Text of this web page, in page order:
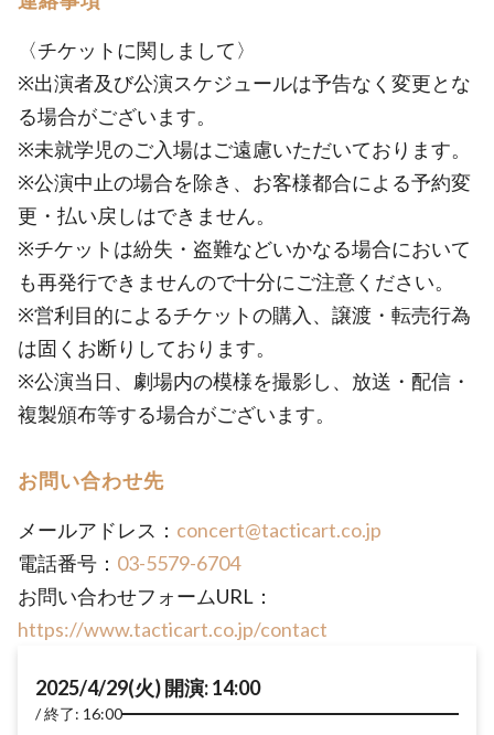
〈チケットに関しまして〉
※出演者及び公演スケジュールは予告なく変更とな
る場合がございます。
※未就学児のご入場はご遠慮いただいております。
※公演中止の場合を除き、お客様都合による予約変
更・払い戻しはできません。
※チケットは紛失・盗難などいかなる場合において
も再発行できませんので十分にご注意ください。
※営利目的によるチケットの購入、譲渡・転売行為
は固くお断りしております。
※公演当日、劇場内の模様を撮影し、放送・配信・
複製頒布等する場合がございます。
お問い合わせ先
メールアドレス： concert@tacticart.co.jp
電話番号： 03-5579-6704
お問い合わせフォームURL：
https://www.tacticart.co.jp/contact
2025/4/29(火) 開演: 14:00
終了: 16:00